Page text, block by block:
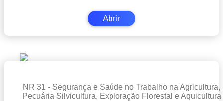
Abrir
NR 31 - Segurança e Saúde no Trabalho na Agricultura,
Pecuária Silvicultura, Exploração Florestal e Aquicultura